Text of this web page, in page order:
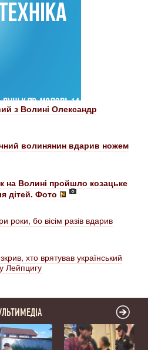
з Волині Олександр
волинянин вдарив ножем
на Волині пройшло козацьке
дітей. Фото
роки, бо вісім разів вдарив
хто врятував український
Лейпцигу